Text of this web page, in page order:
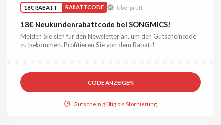
18€ RABATT RABATTCODE Überprüft
18€ Neukundenrabattcode bei SONGMICS!
Melden Sie sich für den Newsletter an, um den Gutscheincode
zu bekommen. Profitieren Sie von dem Rabatt!
CODE ANZEIGEN
Gutschein gültig bis Stornierung